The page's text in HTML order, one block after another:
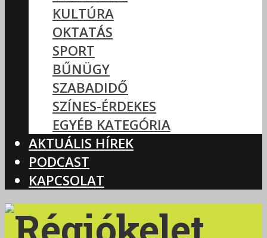
KULTÚRA
OKTATÁS
SPORT
BŰNÜGY
SZABADIDŐ
SZÍNES-ÉRDEKES
EGYÉB KATEGÓRIA
AKTUÁLIS HÍREK
PODCAST
KAPCSOLAT